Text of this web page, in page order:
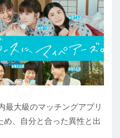
最大級のマッチングアプリ
め、自分と合った異性と出